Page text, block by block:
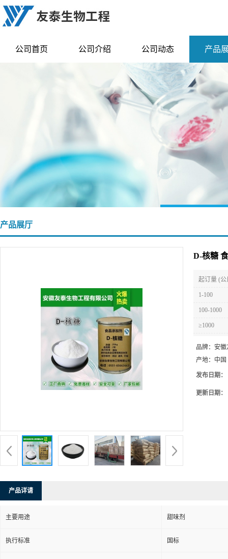
公司首页 公司介绍 公司动态 产品
产品展厅
D-核糖
起订量 (公
1-100
100-1000
≥1000
品牌： 安徽
产地： 中国
发布日期：
更新日期：
产品详请
主要用途 甜味剂
执行标准 国标